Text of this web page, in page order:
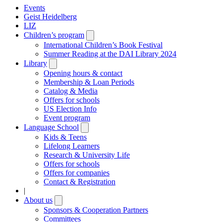
Events
Geist Heidelberg
LIZ
Children’s program
submenu
International Children’s Book Festival
Summer Reading at the DAI Library 2024
Library
submenu
Opening hours & contact
Membership & Loan Periods
Catalog & Media
Offers for schools
US Election Info
Event program
Language School
submenu
Kids & Teens
Lifelong Learners
Research & University Life
Offers for schools
Offers for companies
Contact & Registration
|
About us
submenu
Sponsors & Cooperation Partners
Committees